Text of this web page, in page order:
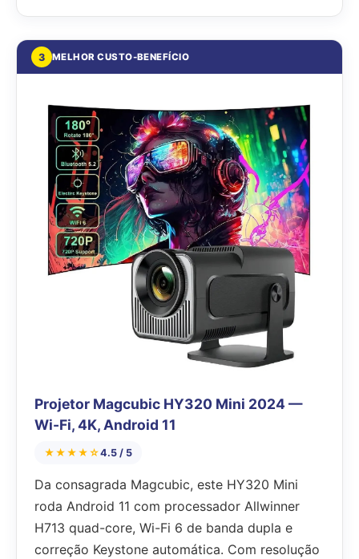
3 MELHOR CUSTO-BENEFÍCIO
Projetor Magcubic HY320 Mini 2024 —
Wi-Fi, 4K, Android 11
★★★★☆4.5 / 5
Da consagrada Magcubic, este HY320 Mini
roda Android 11 com processador Allwinner
H713 quad-core, Wi-Fi 6 de banda dupla e
correção Keystone automática. Com resolução